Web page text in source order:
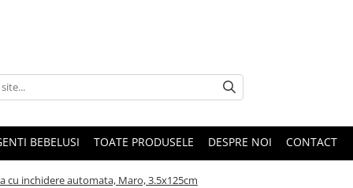
BEBELUSI TOATE PRODUSELE DESPRE NOI CONTACT
cu inchidere automata, Maro, 3.5x125cm